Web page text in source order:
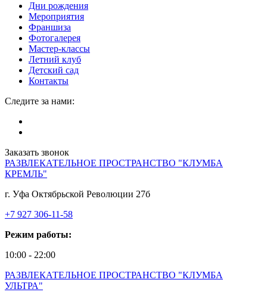
Дни рождения
Мероприятия
Франшиза
Фотогалерея
Мастер-классы
Летний клуб
Детский сад
Контакты
Следите за нами:
Заказать звонок
РАЗВЛЕКАТЕЛЬНОЕ ПРОСТРАНСТВО "КЛУМБА
КРЕМЛЬ"
г. Уфа Октябрьской Революции 27б
+7 927 306-11-58
Режим работы:
10:00 - 22:00
РАЗВЛЕКАТЕЛЬНОЕ ПРОСТРАНСТВО "КЛУМБА
УЛЬТРА"